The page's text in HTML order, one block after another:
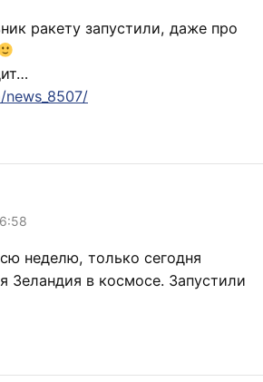
ракету запустили, даже про
неделю, только сегодня
Зеландия в космосе. Запустили